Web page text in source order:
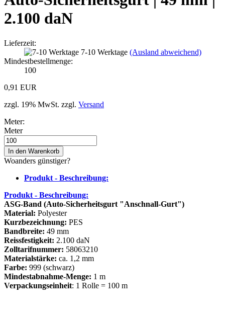
2.100 daN
Lieferzeit:
7-10 Werktage (Ausland abweichend)
Mindestbestellmenge:
100
0,91 EUR
zzgl. 19% MwSt. zzgl. Versand
Meter:
Meter
Woanders günstiger?
Produkt - Beschreibung:
Produkt - Beschreibung:
ASG-Band (Auto-Sicherheitsgurt "Anschnall-Gurt")
Material: Polyester
Kurzbezeichnung: PES
Bandbreite: 49 mm
Reissfestigkeit: 2.100 daN
Zolltarifnummer: 58063210
Materialstärke: ca. 1,2 mm
Farbe: 999 (schwarz)
Mindestabnahme-Menge: 1 m
Verpackungseinheit: 1 Rolle = 100 m